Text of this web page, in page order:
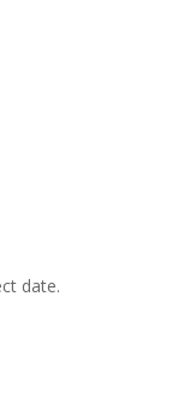
date.